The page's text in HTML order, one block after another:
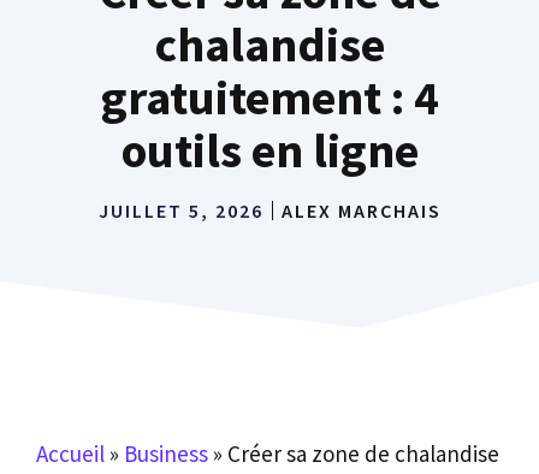
chalandise
gratuitement : 4
outils en ligne
JUILLET 5, 2026 ALEX MARCHAIS
Accueil » Business » Créer sa zone de chalandise